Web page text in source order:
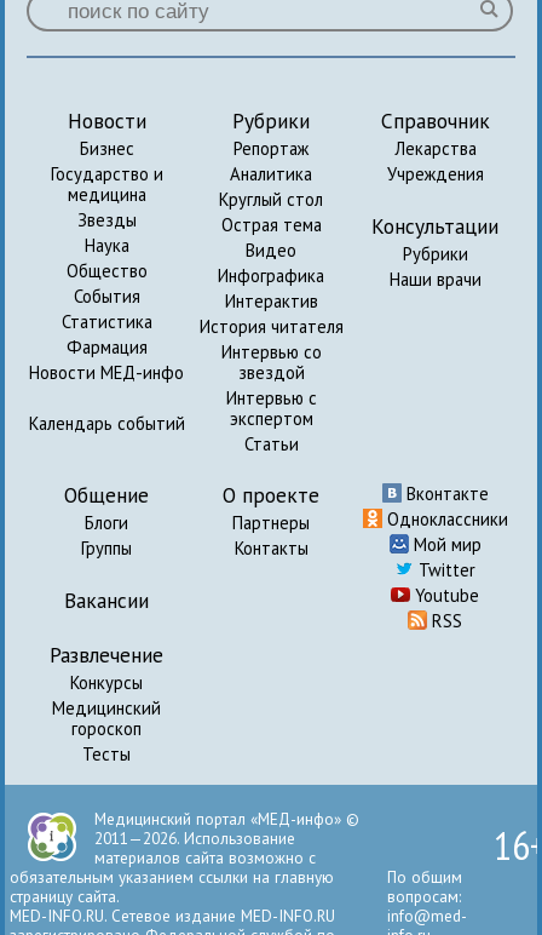
Новости
Бизнес
Государство и
медицина
Звезды
Наука
Общество
События
Статистика
Фармация
Новости МЕД-инфо
Календарь событий
Рубрики
Репортаж
Аналитика
Круглый стол
Острая тема
Видео
Инфографика
Интерактив
История читателя
Интервью со
звездой
Интервью с
экспертом
Статьи
Справочник
Лекарства
Учреждения
Консультации
Рубрики
Наши врачи
Общение
Блоги
Группы
Вакансии
Развлечение
Конкурсы
Медицинский
гороскоп
Тесты
О проекте
Партнеры
Контакты
Вконтакте
Одноклассники
Мой мир
Twitter
Youtube
RSS
Медицинский портал «МЕД-инфо» ©
2011—2026. Использование
материалов сайта возможно с
обязательным указанием ссылки на главную
страницу сайта.
MED-INFO.RU. Сетевое издание MED-INFO.RU
По общим
вопросам:
info@med-